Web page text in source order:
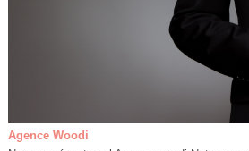
Agence Woodi